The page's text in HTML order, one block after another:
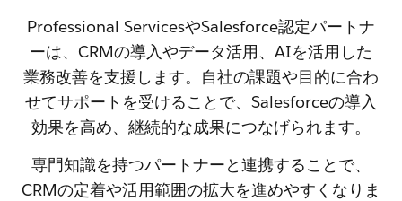
Professional ServicesやSalesforce認定パートナ
ーは、CRMの導入やデータ活用、AIを活用した
業務改善を支援します。自社の課題や目的に合わ
せてサポートを受けることで、Salesforceの導入
効果を高め、継続的な成果につなげられます。
専門知識を持つパートナーと連携することで、
CRMの定着や活用範囲の拡大を進めやすくなりま